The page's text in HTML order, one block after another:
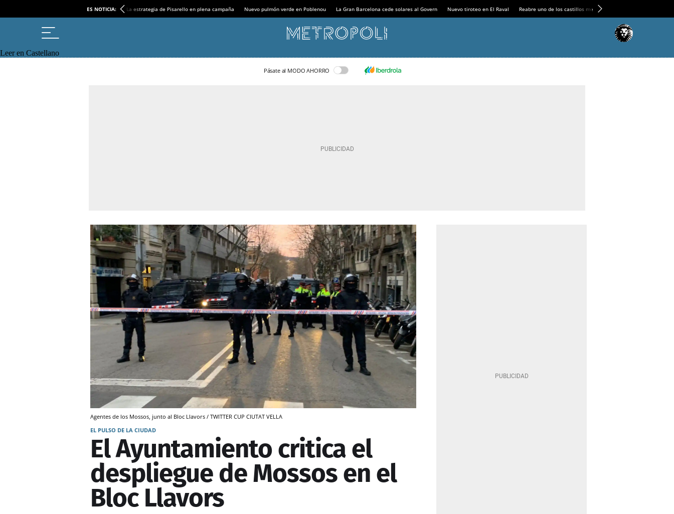
ES NOTICIA: La estrategia de Pisarello en plena campaña Nuevo pulmón verde en Poblenou La Gran Barcelona cede solares al Govern Nuevo tiroteo en El Raval Reabre uno de los castillos medievales más espectaculares
Leer en Castellano
Pásate al MODO AHORRO
Agentes de los Mossos, junto al Bloc Llavors / TWITTER CUP CIUTAT VELLA
EL PULSO DE LA CIUDAD
El Ayuntamiento critica el
despliegue de Mossos en el
Bloc Llavors